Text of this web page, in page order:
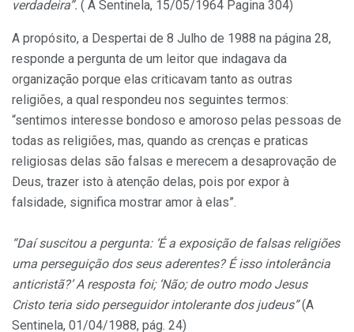
verdadeira”. ( A Sentinela, 15/05/1964 Pagina 304)
A propósito, a Despertai de 8 Julho de 1988 na página 28,
responde a pergunta de um leitor que indagava da
organização porque elas criticavam tanto as outras
religiões, a qual respondeu nos seguintes termos:
“sentimos interesse bondoso e amoroso pelas pessoas de
todas as religiões, mas, quando as crenças e praticas
religiosas delas são falsas e merecem a desaprovação de
Deus, trazer isto à atenção delas, pois por expor à
falsidade, significa mostrar amor à elas”.
“Daí suscitou a pergunta: ‘É a exposição de falsas religiões
uma perseguição dos seus aderentes? É isso intolerância
anticristã?’ A resposta foi; ‘Não; de outro modo Jesus
Cristo teria sido perseguidor intolerante dos judeus”(A
Sentinela, 01/04/1988, pág. 24)